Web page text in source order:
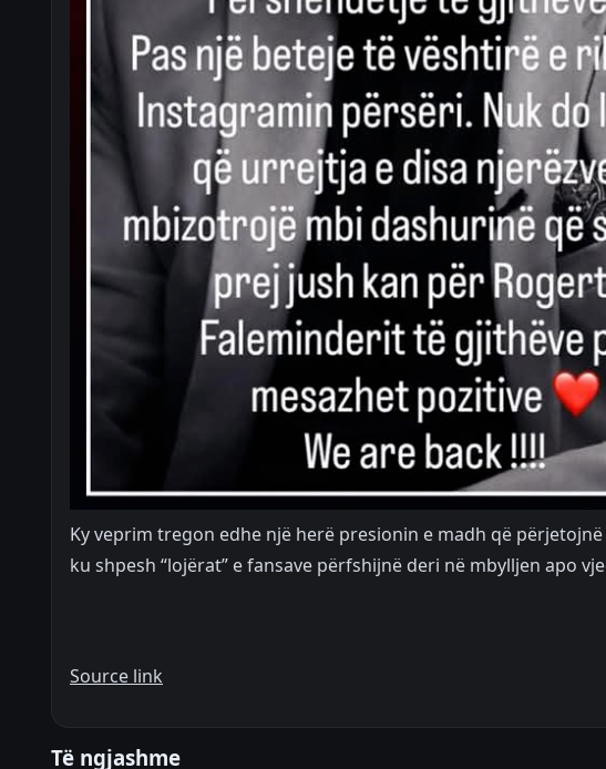
Ky veprim tregon edhe një herë presionin e madh që
ku shpesh “lojërat” e fansave përfshijnë deri në mbylljen apo
Source link
Të ngjashme